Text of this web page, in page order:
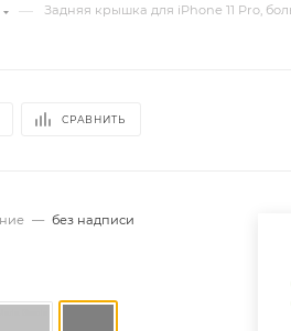
— Задняя крышка для iPhone 11 Pro,
СРАВНИТЬ
— без надписи